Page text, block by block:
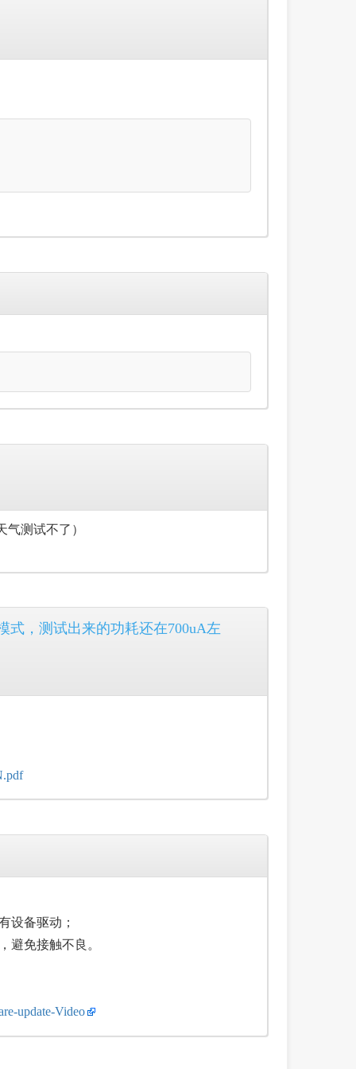
测试不了）
式，测试出来的功耗还在700uA左
设备驱动；
避免接触不良。
update-Video